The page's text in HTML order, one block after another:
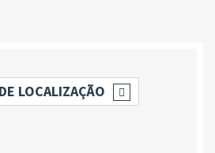
LOCALIZAÇÃO